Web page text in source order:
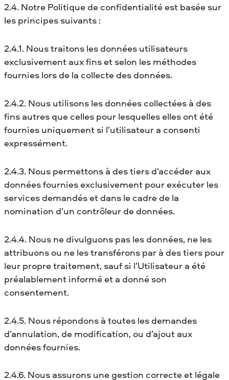
2.4. Notre Politique de confidentialité est basée sur
les principes suivants :
2.4.1. Nous traitons les données utilisateurs
exclusivement aux fins et selon les méthodes
fournies lors de la collecte des données.
2.4.2. Nous utilisons les données collectées à des
fins autres que celles pour lesquelles elles ont été
fournies uniquement si l’utilisateur a consenti
expressément.
2.4.3. Nous permettons à des tiers d’accéder aux
données fournies exclusivement pour exécuter les
services demandés et dans le cadre de la
nomination d’un contrôleur de données.
2.4.4. Nous ne divulguons pas les données, ne les
attribuons ou ne les transférons par à des tiers pour
leur propre traitement, sauf si l’Utilisateur a été
préalablement informé et a donné son
consentement.
2.4.5. Nous répondons à toutes les demandes
d’annulation, de modification, ou d’ajout aux
données fournies.
2.4.6. Nous assurons une gestion correcte et légale